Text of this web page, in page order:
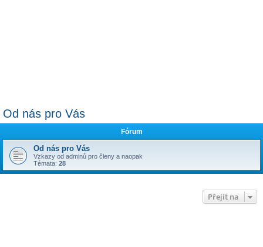
Od nás pro Vás
Fórum
Od nás pro Vás
Vzkazy od adminů pro členy a naopak
Témata: 28
Přejít na